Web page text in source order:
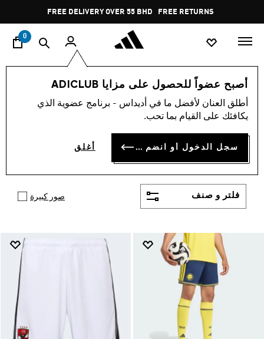
Pause
promotion
rotation
FREE RETURNS
0
أصبح عضواً للحصول على مزايا ADICLUB
أطلق العنان لأفضل ما في أديداس - برنامج عضوية الذي
يكافئك على القيام بما تحب.
سجل الدخول أو انضم الآن أغلق
Shop By Price
Men's Shoes, Apparel and Accessories Under 30
MEN'S SHOES, APPAREL
AND ACCESSORIES UNDER
30
(4389)
فلتر و صنف صور كبيرة